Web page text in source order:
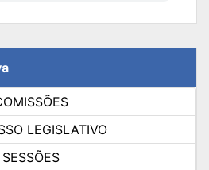
LEGISLATIVO
SESSÕES